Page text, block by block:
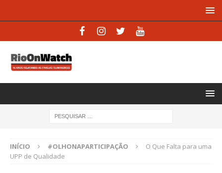
INÍCIO #OLHONAPARTICIPAÇÃO
O Que Falta para uma
UPP de Qualidade